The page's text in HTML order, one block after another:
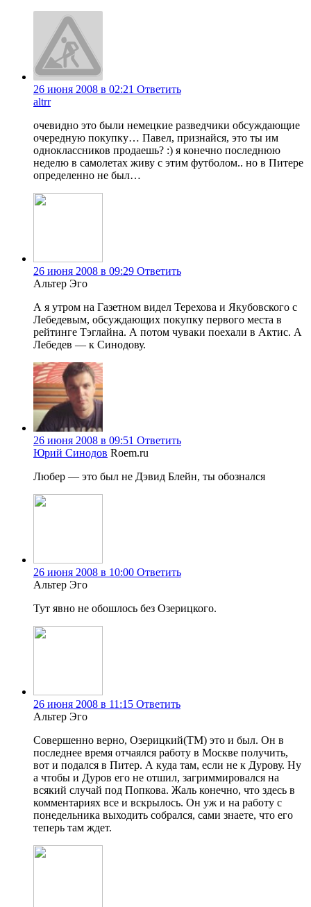
26 июня 2008 в 02:21 Ответить
altrr
очевидно это были немецкие разведчики обсуждающие
очередную покупку… Павел, признайся, это ты им
одноклассников продаешь? :) я конечно последнюю
неделю в самолетах живу с этим футболом.. но в Питере
определенно не был…
26 июня 2008 в 09:29 Ответить
Альтер Эго
А я утром на Газетном видел Терехова и Якубовского с
Лебедевым, обсуждающих покупку первого места в
рейтинге Тэглайна. А потом чуваки поехали в Актис. А
Лебедев — к Синодову.
26 июня 2008 в 09:51 Ответить
Юрий Синодов Roem.ru
Любер — это был не Дэвид Блейн, ты обознался
26 июня 2008 в 10:00 Ответить
Альтер Эго
Тут явно не обошлось без Озерицкого.
26 июня 2008 в 11:15 Ответить
Альтер Эго
Совершенно верно, Озерицкий(TM) это и был. Он в
последнее время отчаялся работу в Москве получить,
вот и подался в Питер. А куда там, если не к Дурову. Ну
а чтобы и Дуров его не отшил, загриммировался на
всякий случай под Попкова. Жаль конечно, что здесь в
комментариях все и вскрылось. Он уж и на работу с
понедельника выходить собрался, сами знаете, что его
теперь там ждет.